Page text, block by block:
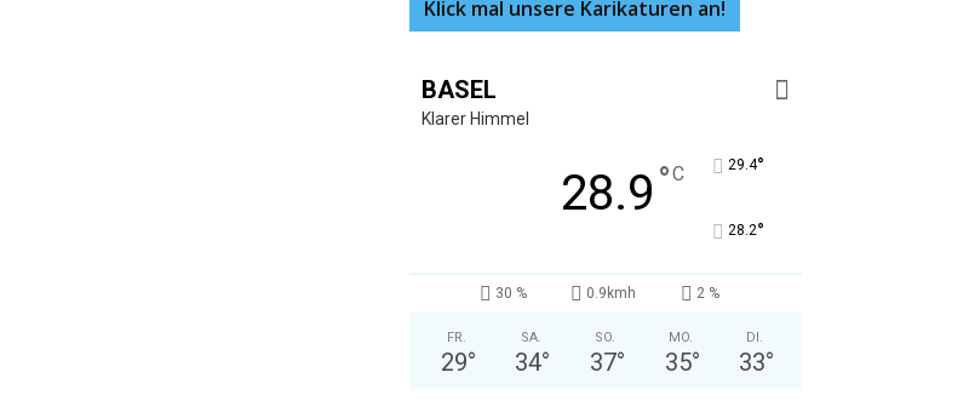
Klick mal unsere Karikaturen an!
BASEL
Klarer Himmel
28.9 °C 29.4°
28.2°
30 % 0.9kmh 2 %
FR.
29°
SA.
34°
SO.
37°
MO.
35°
DI.
33°